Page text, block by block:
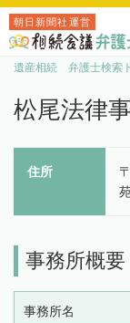
朝日新聞社運営
遺産相続 弁護士検索
松尾法律
住所
事務所概要
事務所名